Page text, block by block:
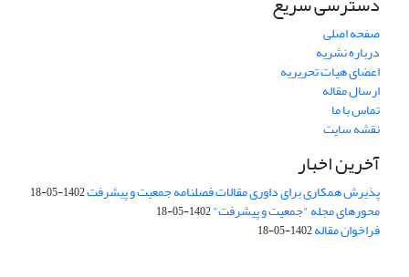
صفحه اصلی
درباره نشریه
اعضای هیات تحریریه
ارسال مقاله
تماس با ما
نقشه سایت
آخرین اخبار
پذیرش همکاری برای داوری مقالات فصلنامه جمعیت و پیشرفت1402-05-18
محورهای مجله "جمعیت و پیشرفت"1402-05-18
فراخوان مقاله1402-05-18